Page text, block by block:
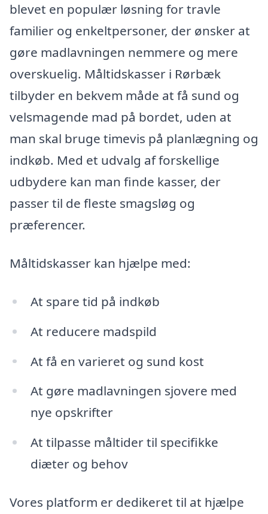
blevet en populær løsning for travle
familier og enkeltpersoner, der ønsker at
gøre madlavningen nemmere og mere
overskuelig. Måltidskasser i Rørbæk
tilbyder en bekvem måde at få sund og
velsmagende mad på bordet, uden at
man skal bruge timevis på planlægning og
indkøb. Med et udvalg af forskellige
udbydere kan man finde kasser, der
passer til de fleste smagsløg og
præferencer.
Måltidskasser kan hjælpe med:
At spare tid på indkøb
At reducere madspild
At få en varieret og sund kost
At gøre madlavningen sjovere med
nye opskrifter
At tilpasse måltider til specifikke
diæter og behov
Vores platform er dedikeret til at hjælpe